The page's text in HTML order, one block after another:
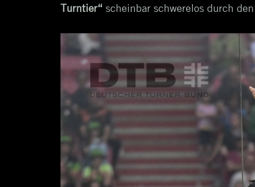
Turntier“ scheinbar schwerelos durch